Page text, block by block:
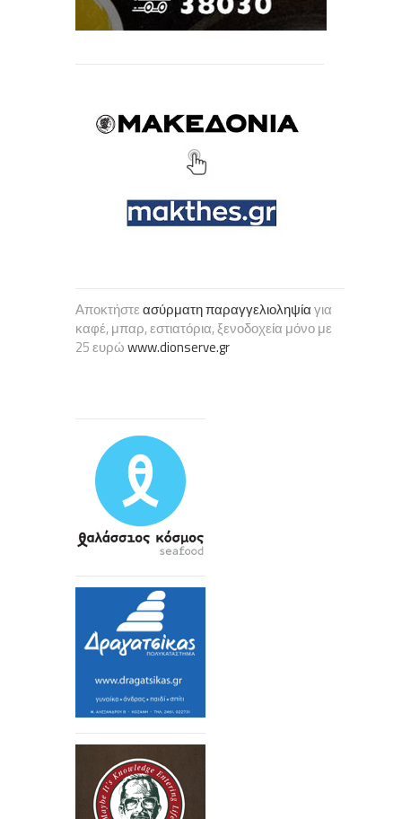
Αποκτήστεασύρματη παραγγελιοληψίαγια
καφέ, μπαρ, εστιατόρια, ξενοδοχεία μόνο με
25 ευρώwww.dionserve.gr